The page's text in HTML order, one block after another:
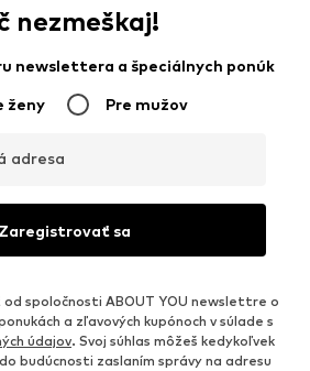
nezmeškaj!
newslettera a špeciálnych ponúk
ženy Pre mužov
adresa
Zaregistrovať sa
spoločnosti ABOUT YOU newslettre o
a zľavových kupónoch v súlade s
údajov. Svoj súhlas môžeš kedykoľvek
budúcnosti zaslaním správy na adresu